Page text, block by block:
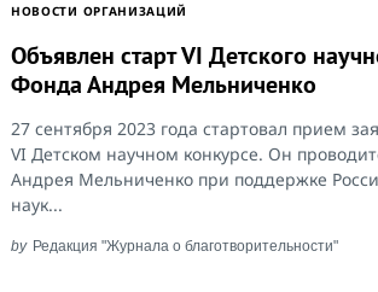
НОВОСТИ ОРГАНИЗАЦИЙ
Объявлен старт VI Детского
Фонда Андрея Мельниченко
27 сентября 2023 года стартовал прием
VI Детском научном конкурсе. Он
Андрея Мельниченко при поддержке
наук...
by Редакция "Журнала о благотворительности"